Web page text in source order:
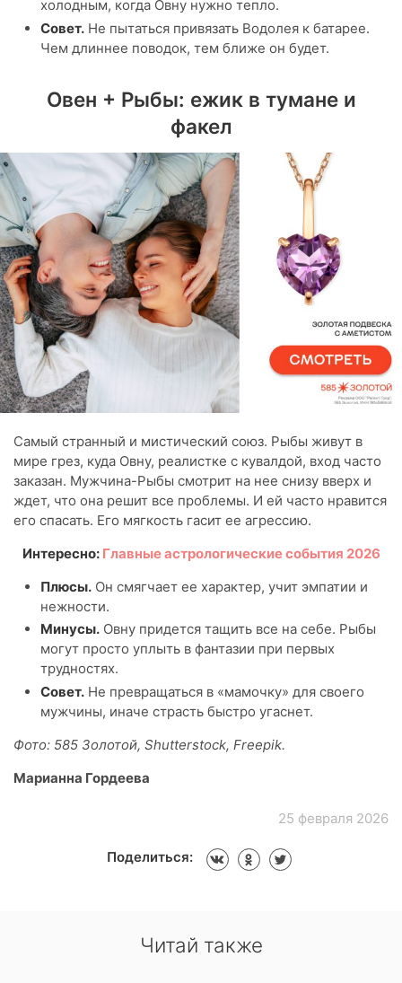
холодным, когда Овну нужно тепло.
Совет. Не пытаться привязать Водолея к батарее.
Чем длиннее поводок, тем ближе он будет.
Овен + Рыбы: ежик в тумане и
факел
Самый странный и мистический союз. Рыбы живут в
мире грез, куда Овну, реалистке с кувалдой, вход часто
заказан. Мужчина-Рыбы смотрит на нее снизу вверх и
ждет, что она решит все проблемы. И ей часто нравится
его спасать. Его мягкость гасит ее агрессию.
Интересно: Главные астрологические события 2026
Плюсы. Он смягчает ее характер, учит эмпатии и
нежности.
Минусы. Овну придется тащить все на себе. Рыбы
могут просто уплыть в фантазии при первых
трудностях.
Совет. Не превращаться в «мамочку» для своего
мужчины, иначе страсть быстро угаснет.
Фото: 585 Золотой, Shutterstock, Freepik.
Марианна Гордеева
25 февраля 2026
Поделиться:
Читай также